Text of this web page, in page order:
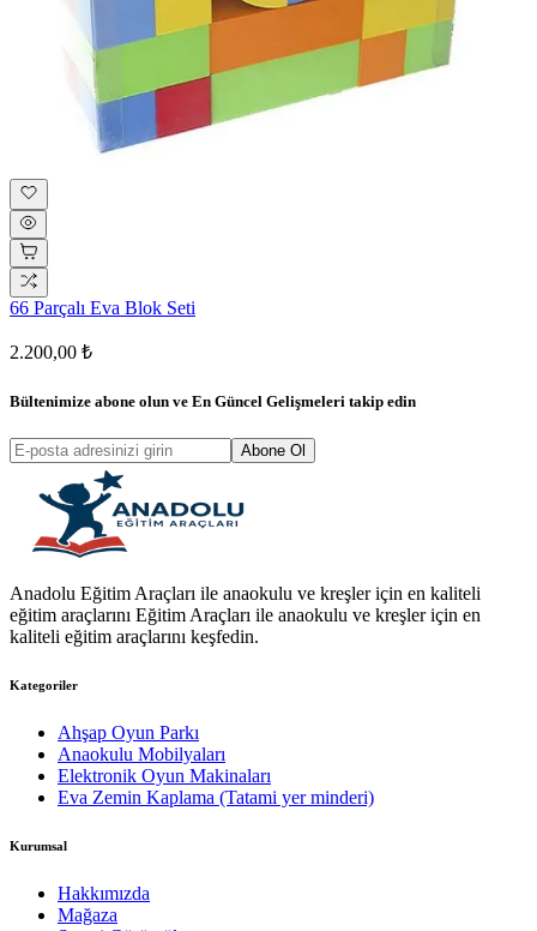
66 Parçalı Eva Blok Seti
2.200,00 ₺
Bültenimize abone olun ve En Güncel Gelişmeleri takip edin
Abone Ol
Anadolu Eğitim Araçları ile anaokulu ve kreşler için en kaliteli
eğitim araçlarını Eğitim Araçları ile anaokulu ve kreşler için en
kaliteli eğitim araçlarını keşfedin.
Kategoriler
Ahşap Oyun Parkı
Anaokulu Mobilyaları
Elektronik Oyun Makinaları
Eva Zemin Kaplama (Tatami yer minderi)
Kurumsal
Hakkımızda
Mağaza